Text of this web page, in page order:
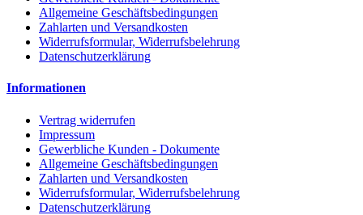
Allgemeine Geschäftsbedingungen
Zahlarten und Versandkosten
Widerrufsformular, Widerrufsbelehrung
Datenschutzerklärung
Informationen
Vertrag widerrufen
Impressum
Gewerbliche Kunden - Dokumente
Allgemeine Geschäftsbedingungen
Zahlarten und Versandkosten
Widerrufsformular, Widerrufsbelehrung
Datenschutzerklärung